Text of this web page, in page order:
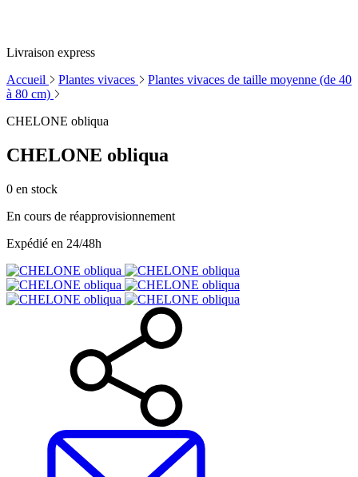
Livraison express
Accueil
Plantes vivaces
Plantes vivaces de taille moyenne (de 40
à 80 cm)
CHELONE obliqua
CHELONE obliqua
0 en stock
En cours de réapprovisionnement
Expédié en 24/48h